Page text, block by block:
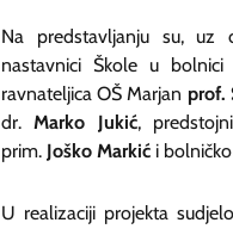
Na predstavljanju su,
nastavnici Škole u
ravnateljica OŠ Marjan prof.
dr. Marko Jukić,
prim. Joško Markići
U realizaciji projekta